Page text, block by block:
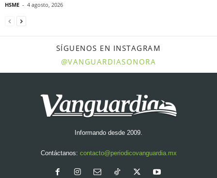
HSME - 4 agosto, 2026
SÍGUENOS EN INSTAGRAM
@VANGUARDIASONORA
Informando desde 2009.
Contáctanos: contacto@periodicovanguardia.mx